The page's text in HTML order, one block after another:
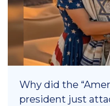
Why did the
president just